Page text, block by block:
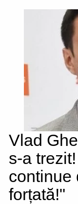
Vlad
s-a
continue
forțată!"